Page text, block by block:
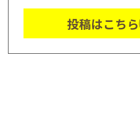
投稿はこちら